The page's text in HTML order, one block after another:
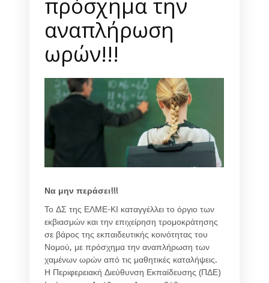
αναπλήρωση
ωρών!!!
Να μην περάσει!!!
Το ΔΣ της ΕΛΜΕ-ΚΙ καταγγέλλει το όργιο των
εκβιασμών και την επιχείρηση τρομοκράτησης
σε βάρος της εκπαιδευτικής κοινότητας του
Νομού, με πρόσχημα την αναπλήρωση των
χαμένων ωρών από τις μαθητικές καταλήψεις.
Η Περιφερειακή Διεύθυνση Εκπαίδευσης (ΠΔΕ)